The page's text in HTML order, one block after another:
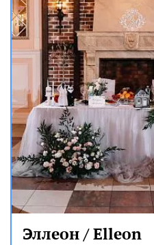
Эллеон / Elleon